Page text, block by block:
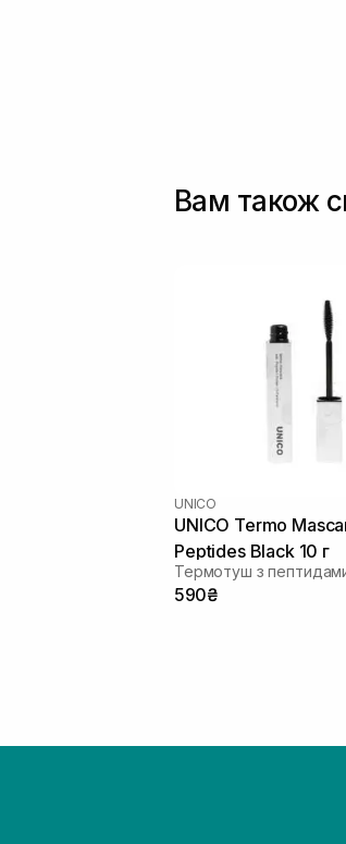
Вам також
UNICO
UNICO Termo
Peptides Black 10 г
Термотуш з
590₴